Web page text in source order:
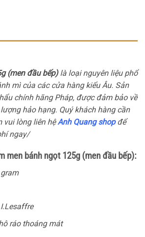
(men đầu bếp)là loại nguyên liệu phổ
mì của các cửa hàng kiểu Âu. Sản
chính hãng Pháp, được đảm bảo về
hảo hạng. Quý khách hàng cần
vui lòng liên hệAnh Quang shopđể
ngay/
men bánh ngọt 125g (men đầu bếp):
ráo thoáng mát